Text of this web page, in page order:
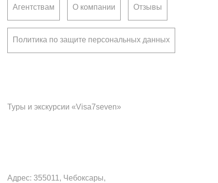
Адрес: 355011, Чебоксары,
Агентствам О компании Отзывы
Политика по защите персональных данных
Туры и экскурсии «Visa7seven»